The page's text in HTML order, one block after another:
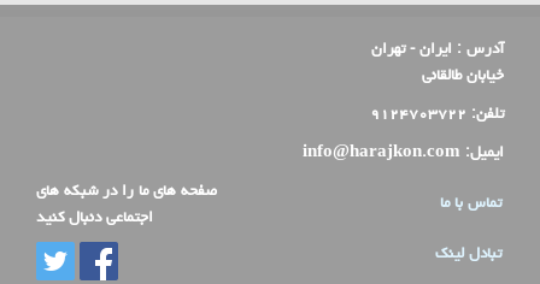
آدرس : ایران - تهران
خیابان طالقانی
تلفن: ۹۱۲۴۷۰۳۷۲۲
ایمیل: info@harajkon.com
تماس با ما
تبادل لینک
صفحه های ما را در شبکه های
اجتماعی دنبال کنید